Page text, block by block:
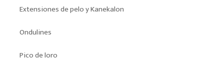
Extensiones de pelo y Kanekalon
Ondulines
Pico de loro